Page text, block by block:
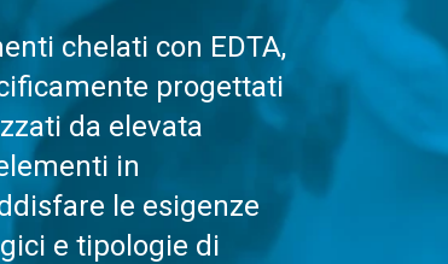
chelati con EDTA,
progettati
da elevata
in
le esigenze
e tipologie di